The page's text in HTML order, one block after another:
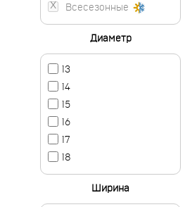
Всесезонные
Диаметр
13
14
15
16
17
18
Ширина